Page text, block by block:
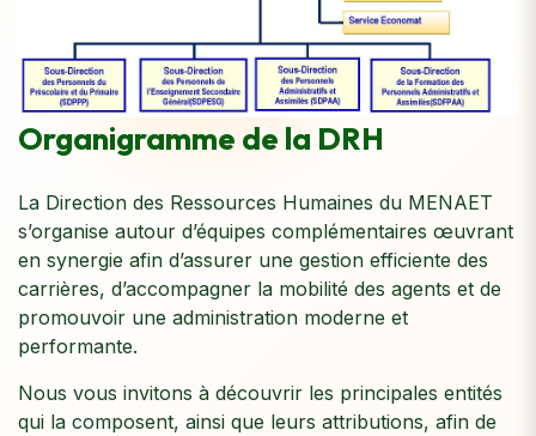
Organigramme de la DRH
La Direction des Ressources Humaines du MENAET
s’organise autour d’équipes complémentaires œuvrant
en synergie afin d’assurer une gestion efficiente des
carrières, d’accompagner la mobilité des agents et de
promouvoir une administration moderne et
performante.
Nous vous invitons à découvrir les principales entités
qui la composent, ainsi que leurs attributions, afin de